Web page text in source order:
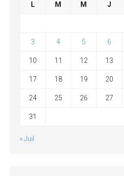
L M M J
3 4 5 6
10 11 12 13
17 18 19 20
24 25 26 27
31
« Juil